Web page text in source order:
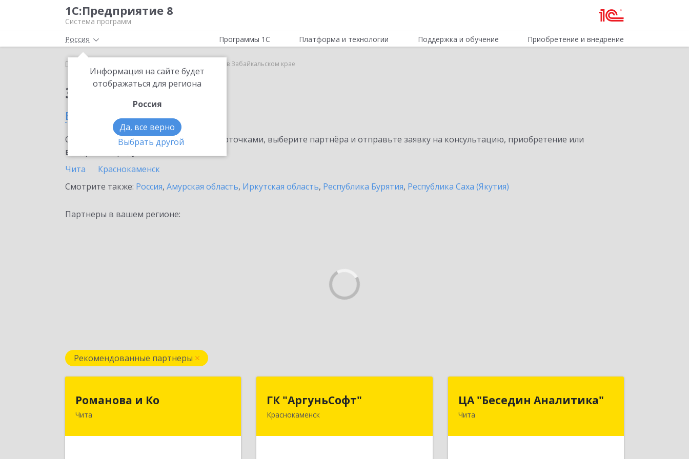
1С:Предприятие 8
Система программ
Россия
Информация на сайте будет
отображаться для региона
Россия
Да, все верно
Выбрать другой
Программы 1С Платформа и технологии Поддержка и обучение Приобретение и внедрение
Главная 1С:Курьер в Забайкальском крае
Заказать 1С:Курьер
в Забайкальском крае
Ознакомьтесь с информационными карточками, выберите партнёра и отправьте заявку на консультацию, приобретение или
внедрение продукта.
Чита
Краснокаменск
Смотрите также: Россия, Амурская область, Иркутская область, Республика Бурятия, Республика Саха (Якутия)
Партнеры в вашем регионе:
Рекомендованные партнеры
Романова и Ко
Чита672000, Забайкальский край, Чита г,
ГК "АргуньСофт"
Краснокаменск
ГК "АргуньСофт"
674673, Забайкальский край,
ЦА "Беседин Аналитика"
Чита672039, Забайкальский край, Чита г,